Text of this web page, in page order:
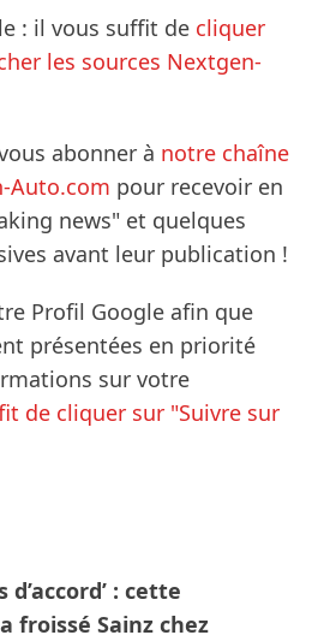
: il vous suffit de cliquer
les sources Nextgen-
abonner à notre chaîne
Auto.com pour recevoir en
news" et quelques
avant leur publication !
Profil Google afin que
présentées en priorité
sur votre
de cliquer sur "Suivre sur
d’accord’ : cette
froissé Sainz chez